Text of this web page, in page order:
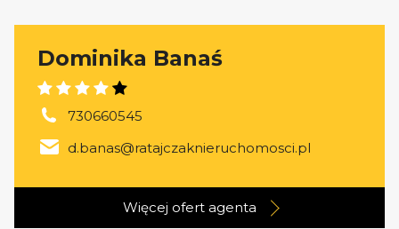
Dominika Banaś
730660545
d.banas@ratajczaknieruchomosci.pl
Więcej ofert agenta